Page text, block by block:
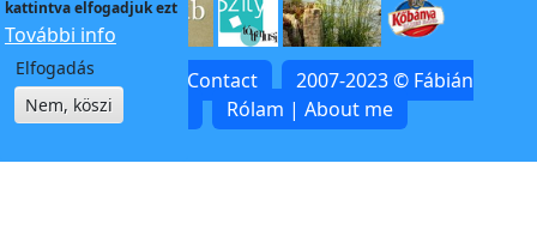
Kapcsolat | Contact
2007-2023 © Fábián
Rólam | About me
kattintva elfogadjuk ezt
További info
Elfogadás
Nem, köszi